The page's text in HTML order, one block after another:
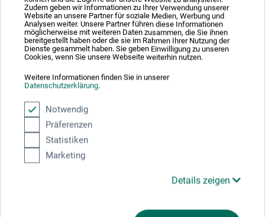
Zudem geben wir Informationen zu Ihrer Verwendung unserer
Website an unsere Partner für soziale Medien, Werbung und
Analysen weiter. Unsere Partner führen diese Informationen
möglicherweise mit weiteren Daten zusammen, die Sie ihnen
bereitgestellt haben oder die sie im Rahmen Ihrer Nutzung der
Dienste gesammelt haben. Sie geben Einwilligung zu unseren
Cookies, wenn Sie unsere Webseite weiterhin nutzen.
Weitere Informationen finden Sie in unserer
Datenschutzerklärung.
Notwendig
Präferenzen
Statistiken
Marketing
Details zeigen
Teilen:
Ausgezeichnet sicher
Nachhaltig einkaufen